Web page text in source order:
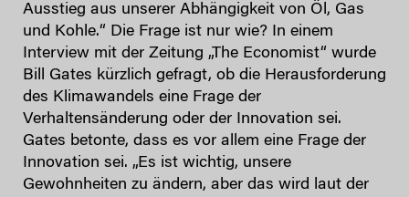
Ausstieg aus unserer Abhängigkeit von Öl, Gas
und Kohle.“ Die Frage ist nur wie? In einem
Interview mit der Zeitung „The Economist“ wurde
Bill Gates kürzlich gefragt, ob die Herausforderung
des Klimawandels eine Frage der
Verhaltensänderung oder der Innovation sei.
Gates betonte, dass es vor allem eine Frage der
Innovation sei. „Es ist wichtig, unsere
Gewohnheiten zu ändern, aber das wird laut der